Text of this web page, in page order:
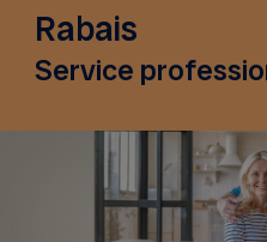
Rabais
Service